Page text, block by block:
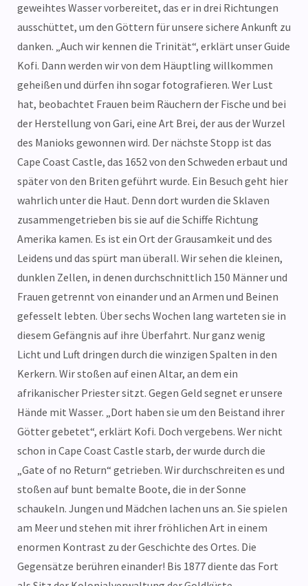
geweihtes Wasser vorbereitet, das er in drei Richtungen
ausschüttet, um den Göttern für unsere sichere Ankunft zu
danken. „Auch wir kennen die Trinität“, erklärt unser Guide
Kofi. Dann werden wir von dem Häuptling willkommen
geheißen und dürfen ihn sogar fotografieren. Wer Lust
hat, beobachtet Frauen beim Räuchern der Fische und bei
der Herstellung von Gari, eine Art Brei, der aus der Wurzel
des Manioks gewonnen wird. Der nächste Stopp ist das
Cape Coast Castle, das 1652 von den Schweden erbaut und
später von den Briten geführt wurde. Ein Besuch geht hier
wahrlich unter die Haut. Denn dort wurden die Sklaven
zusammengetrieben bis sie auf die Schiffe Richtung
Amerika kamen. Es ist ein Ort der Grausamkeit und des
Leidens und das spürt man überall. Wir sehen die kleinen,
dunklen Zellen, in denen durchschnittlich 150 Männer und
Frauen getrennt von einander und an Armen und Beinen
gefesselt lebten. Über sechs Wochen lang warteten sie in
diesem Gefängnis auf ihre Überfahrt. Nur ganz wenig
Licht und Luft dringen durch die winzigen Spalten in den
Kerkern. Wir stoßen auf einen Altar, an dem ein
afrikanischer Priester sitzt. Gegen Geld segnet er unsere
Hände mit Wasser. „Dort haben sie um den Beistand ihrer
Götter gebetet“, erklärt Kofi. Doch vergebens. Wer nicht
schon in Cape Coast Castle starb, der wurde durch die
„Gate of no Return“ getrieben. Wir durchschreiten es und
stoßen auf bunt bemalte Boote, die in der Sonne
schaukeln. Jungen und Mädchen lachen uns an. Sie spielen
am Meer und stehen mit ihrer fröhlichen Art in einem
enormen Kontrast zu der Geschichte des Ortes. Die
Gegensätze berühren einander! Bis 1877 diente das Fort